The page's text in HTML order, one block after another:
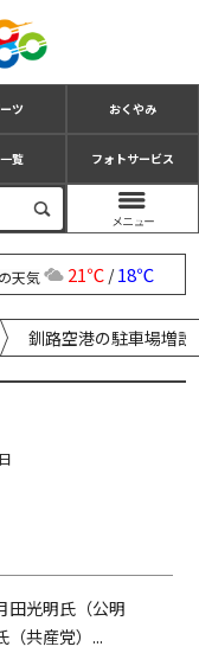
ツ おくやみ
覧 フォトサービス
天気 21℃/18℃
釧路空港の駐車場増設
田光明氏（公明
（共産党）...